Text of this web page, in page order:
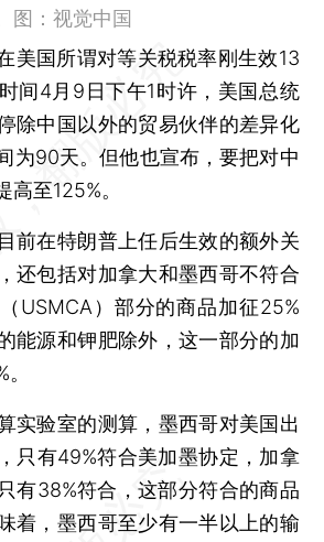
图：视觉中国
美国所谓对等关税税率刚生效13
间4月9日下午1时许，美国总统
除中国以外的贸易伙伴的差异化
为90天。但他也宣布，要把对中
至125%。
在特朗普上任后生效的额外关
还包括对加拿大和墨西哥不符合
USMCA）部分的商品加征25%
能源和钾肥除外，这一部分的加
验室的测算，墨西哥对美国出
只有49%符合美加墨协定，加拿
有38%符合，这部分符合的商品
着，墨西哥至少有一半以上的输